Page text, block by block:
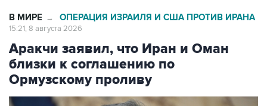
В МИРЕ → ОПЕРАЦИЯ ИЗРАИЛЯ И США ПРОТИВ ИРАНА
15:21, 8 августа 2026
Аракчи заявил, что Иран и Оман
близки к соглашению по
Ормузскому проливу